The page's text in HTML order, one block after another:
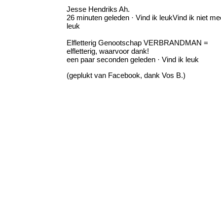
Jesse Hendriks Ah.
26 minuten geleden · Vind ik leukVind ik niet
leuk
Elfletterig Genootschap VERBRANDMAN =
elfletterig, waarvoor dank!
een paar seconden geleden · Vind ik leuk
(geplukt van Facebook, dank Vos B.)